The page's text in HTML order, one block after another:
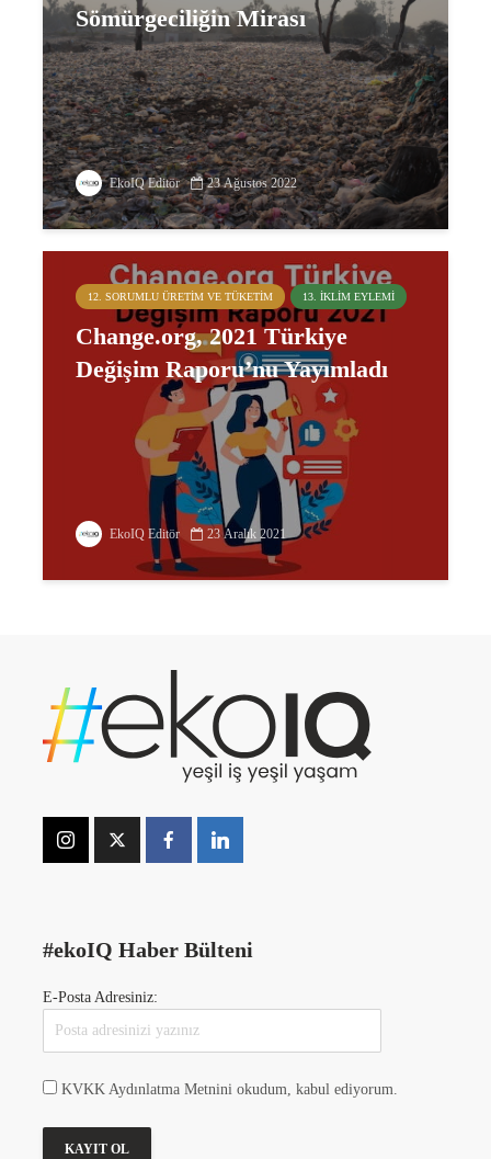
Sömürgeciliğin Mirası
EkoIQ Editör 23 Ağustos 2022
12. SORUMLU ÜRETIM VE TÜKETIM 13. İKLIM EYLEMI
Change.org, 2021 Türkiye
Değişim Raporu’nu Yayımladı
EkoIQ Editör 23 Aralık 2021
#ekoIQ Haber Bülteni
E-Posta Adresiniz:
KVKK Aydınlatma Metnini okudum, kabul ediyorum.